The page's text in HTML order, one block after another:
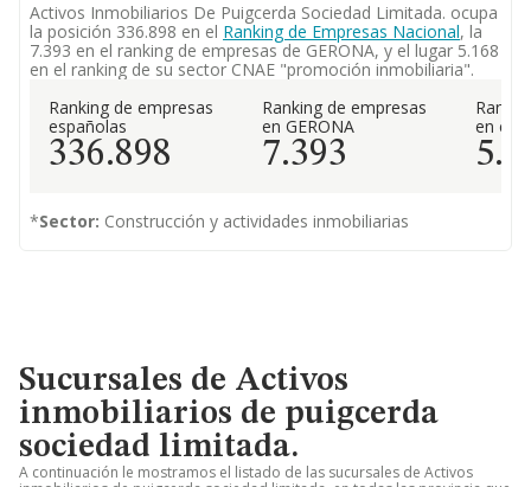
Activos Inmobiliarios De Puigcerda Sociedad Limitada. ocupa
la posición 336.898 en el Ranking de Empresas Nacional, la
7.393 en el ranking de empresas de GERONA, y el lugar 5.168
en el ranking de su sector CNAE "promoción inmobiliaria".
Ranking de empresas
españolas
336.898
Ranking de empresas
en GERONA
7.393
en el
*Sector: Construcción y actividades inmobiliarias
Sucursales de Activos
inmobiliarios de puigcerda
sociedad limitada.
A continuación le mostramos el listado de las sucursales de Activos